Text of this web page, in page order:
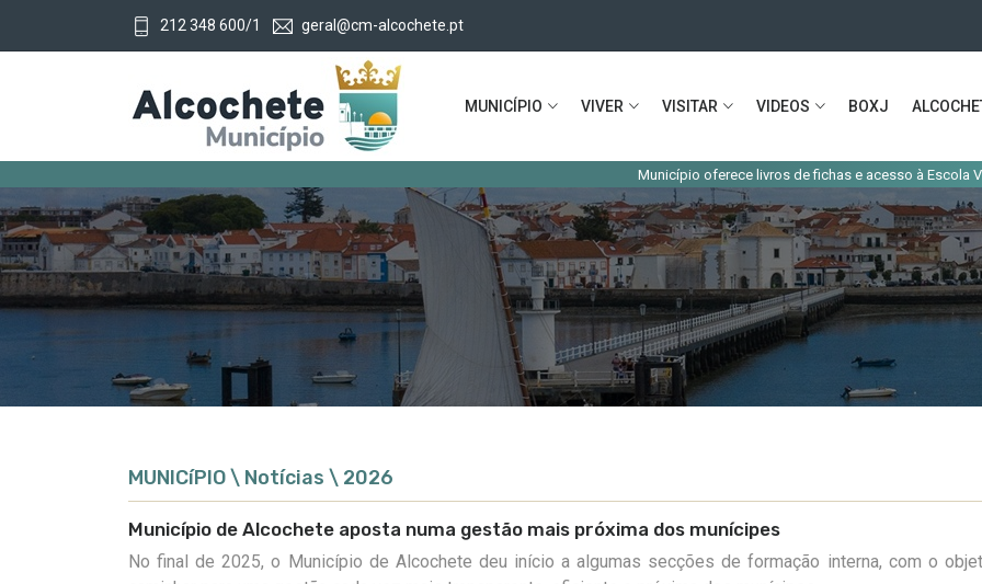
212 348 600/1 geral@cm-alcochete.pt
MUNICÍPIO VIVER VISITAR VIDEOS BOXJ
Município oferece livros de fichas e acesso à Escola Virtual
MUNICíPIO \ Notícias \ 2026
Município de Alcochete aposta numa gestão mais próxima dos munícipes
No final de 2025, o Município de Alcochete deu início a algumas secções de formação interna, com o